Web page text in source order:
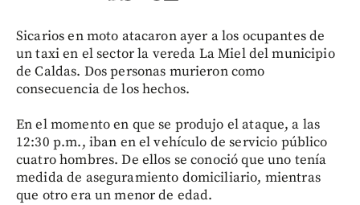
Sicarios en moto atacaron ayer a los ocupantes de
un taxi en el sector la vereda La Miel del municipio
de Caldas. Dos personas murieron como
consecuencia de los hechos.
En el momento en que se produjo el ataque, a las
12:30 p.m., iban en el vehículo de servicio público
cuatro hombres. De ellos se conoció que uno tenía
medida de aseguramiento domiciliario, mientras
que otro era un menor de edad.